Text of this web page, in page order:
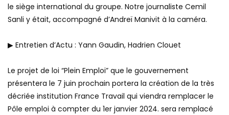
le siège international du groupe. Notre journaliste Cemil
Sanli y était, accompagné d’Andreï Manivit à la caméra.
▶ Entretien d’Actu : Yann Gaudin, Hadrien Clouet
Le projet de loi “Plein Emploi” que le gouvernement
présentera le 7 juin prochain portera la création de la très
décriée institution France Travail qui viendra remplacer le
Pôle emploi à compter du 1er janvier 2024. sera remplacé